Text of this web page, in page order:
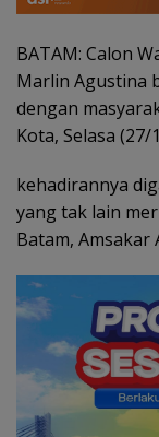
BATAM: Calon
Marlin Agustina
dengan
Kota, Selasa (27/
kehadirannya
yang tak lain
Batam, Amsakar